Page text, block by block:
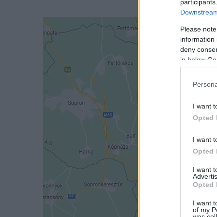
Please
information
deny
in below
I want
Opted
I want
Opted
I want
Opted
I want
of my